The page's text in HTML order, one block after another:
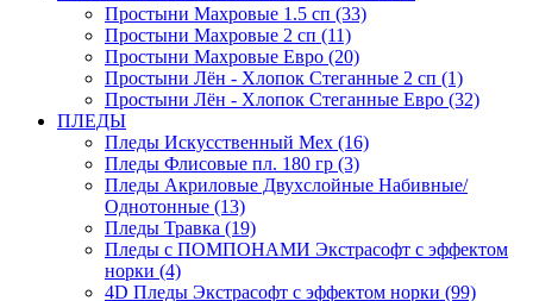
Простыни Махровые 1.5 сп (33)
Простыни Махровые 2 сп (11)
Простыни Махровые Евро (20)
Простыни Лён - Хлопок Стеганные 2 сп (1)
Простыни Лён - Хлопок Стеганные Евро (32)
ПЛЕДЫ
Пледы Искусственный Мех (16)
Пледы Флисовые пл. 180 гр (3)
Пледы Акриловые Двухслойные Набивные/
Однотонные (13)
Пледы Травка (19)
Пледы с ПОМПОНАМИ Экстрасофт с эффектом
норки (4)
4D Пледы Экстрасофт с эффектом норки (99)